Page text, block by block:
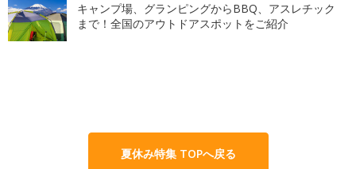
キャンプ場、グランピングからBBQ、アスレチック
まで！全国のアウトドアスポットをご紹介
夏休み特集 TOPへ戻る